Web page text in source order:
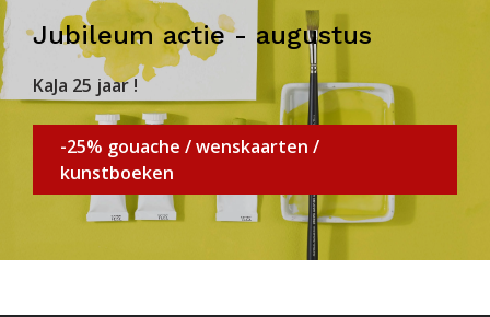
Jubileum actie - augustus
KaJa 25 jaar !
-25% gouache / wenskaarten /
kunstboeken